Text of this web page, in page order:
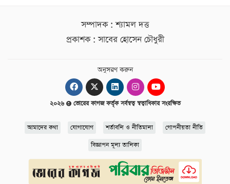
সম্পাদক : শ্যামল দত্ত
প্রকাশক : সাবের হোসেন চৌধুরী
অনুসরণ করুন
২০২৬ ভোরের কাগজ কর্তৃক সর্বস্বত্ব স্বত্বাধিকার সংরক্ষিত
আমাদের কথা যোগাযোগ শর্তাবলি ও নীতিমালা গোপনীয়তা নীতি
বিজ্ঞাপন মূল্য তালিকা